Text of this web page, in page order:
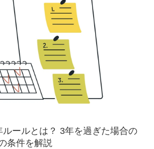
ルールとは？ 3年を過ぎた場合の
条件を解説